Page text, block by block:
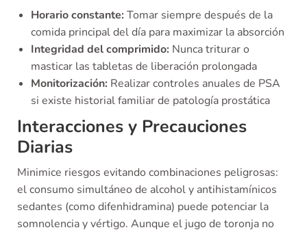
Horario constante: Tomar siempre después de la
comida principal del día para maximizar la absorción
Integridad del comprimido: Nunca triturar o
masticar las tabletas de liberación prolongada
Monitorización: Realizar controles anuales de PSA
si existe historial familiar de patología prostática
Interacciones y Precauciones
Diarias
Minimice riesgos evitando combinaciones peligrosas:
el consumo simultáneo de alcohol y antihistamínicos
sedantes (como difenhidramina) puede potenciar la
somnolencia y vértigo. Aunque el jugo de toronja no